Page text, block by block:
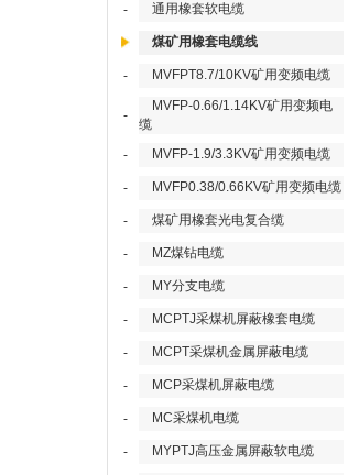
- 通用橡套软电缆
煤矿用橡套电缆线
- MVFPT8.7/10KV矿用变频电缆
-
MVFP-0.66/1.14KV矿用变频电
缆
-
MVFP-1.9/3.3KV矿用变频电缆
- MVFP0.38/0.66KV矿用变频电缆
- 煤矿用橡套光电复合缆
- MZ煤钻电缆
- MY分支电缆
- MCPTJ采煤机屏蔽橡套电缆
- MCPT采煤机金属屏蔽电缆
- MCP采煤机屏蔽电缆
- MC采煤机电缆
- MYPTJ高压金属屏蔽软电缆